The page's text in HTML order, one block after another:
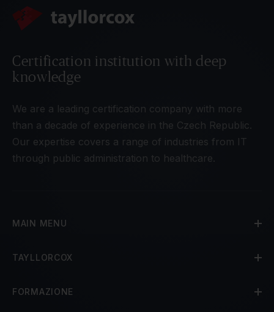
Certification institution with deep
knowledge
We are a leading certification company with more
than a decade of experience in the Czech Republic.
Our expertise covers a range of industries from IT
through public administration to healthcare.
MAIN MENU
TAYLLORCOX
FORMAZIONE